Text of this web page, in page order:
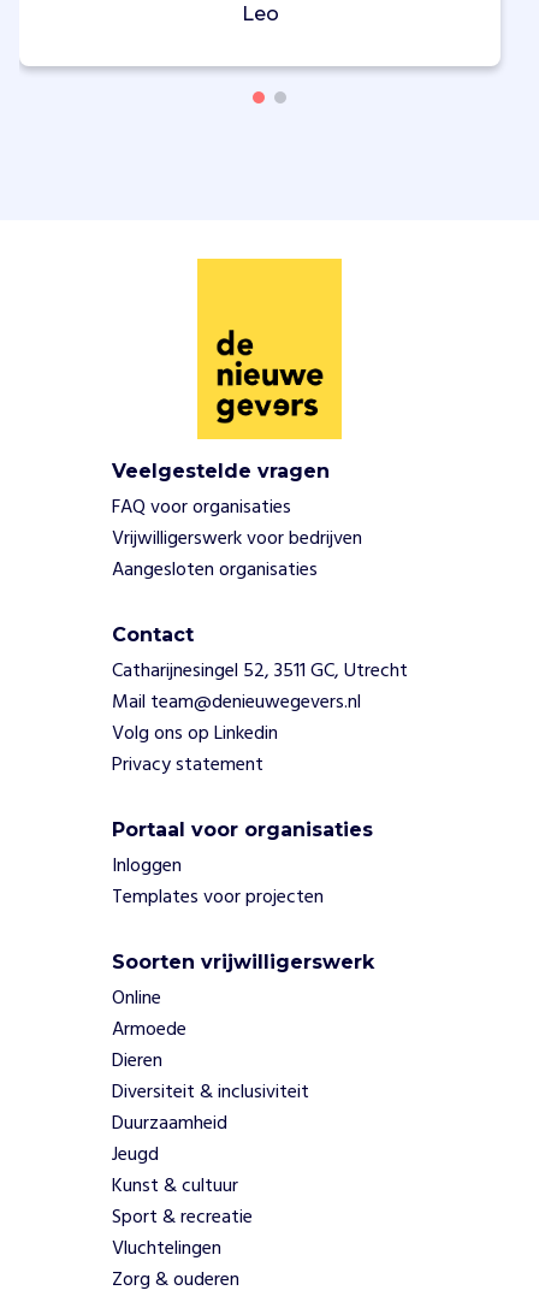
Leo
Veelgestelde vragen
FAQ voor organisaties
Vrijwilligerswerk voor bedrijven
Aangesloten organisaties
Contact
Catharijnesingel 52, 3511 GC, Utrecht
Mail team@denieuwegevers.nl
Volg ons op Linkedin
Privacy statement
Portaal voor organisaties
Inloggen
Templates voor projecten
Soorten vrijwilligerswerk
Online
Armoede
Dieren
Diversiteit & inclusiviteit
Duurzaamheid
Jeugd
Kunst & cultuur
Sport & recreatie
Vluchtelingen
Zorg & ouderen